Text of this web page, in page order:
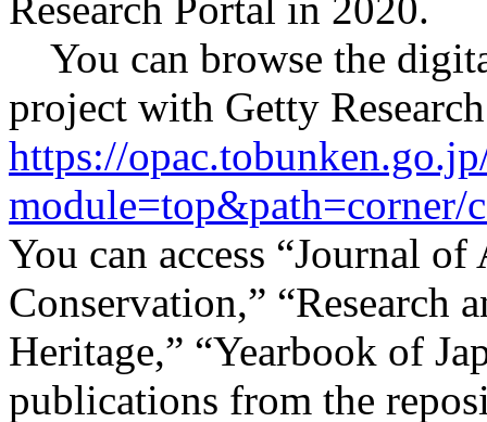
Research Portal in 2020.
You can browse the
project with Getty
https://
module=top&path=corner/
You can access “Journal
Conservation,” “Research
Heritage,” “Yearbook of
publications from the